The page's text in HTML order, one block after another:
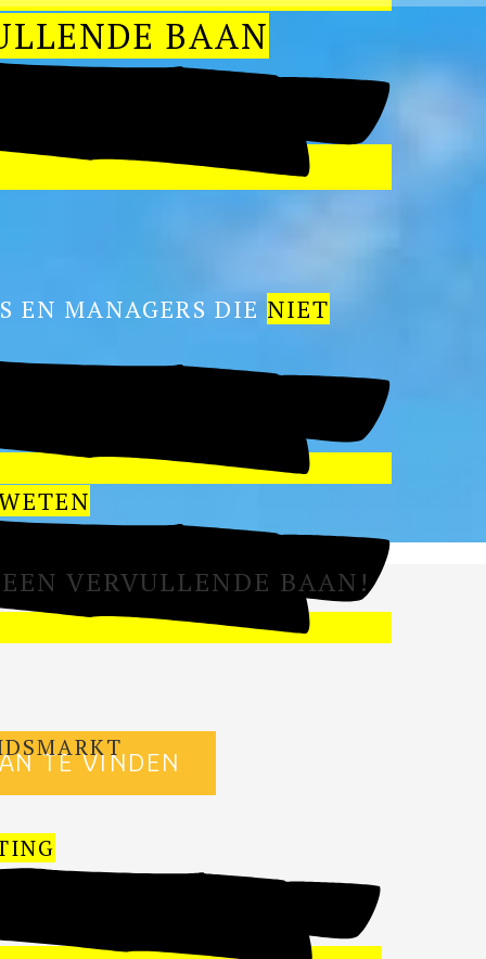
BAAN
EN MANAGERS DIE NIET
TE VINDEN
VERVULLENDE BAAN!